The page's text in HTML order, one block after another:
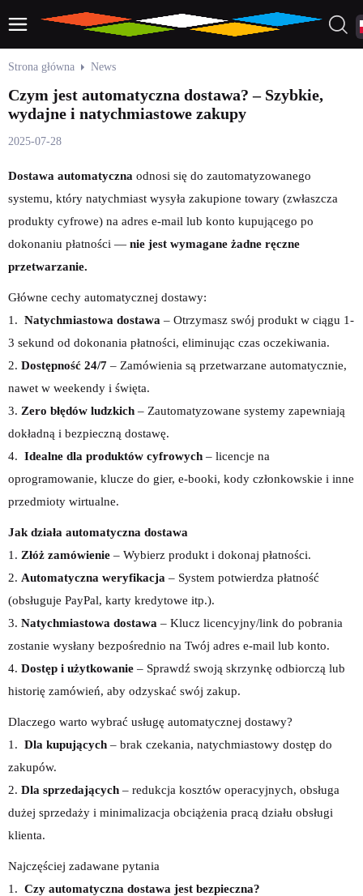
Strona główna News
Czym jest automatyczna dostawa? – Szybkie,
wydajne i natychmiastowe zakupy
2025-07-28
Dostawa automatyczna odnosi się do zautomatyzowanego
systemu, który natychmiast wysyła zakupione towary (zwłaszcza
produkty cyfrowe) na adres e-mail lub konto kupującego po
dokonaniu płatności — nie jest wymagane żadne ręczne
przetwarzanie.
Główne cechy automatycznej dostawy:
1. Natychmiastowa dostawa – Otrzymasz swój produkt w ciągu 1-
3 sekund od dokonania płatności, eliminując czas oczekiwania.
2. Dostępność 24/7 – Zamówienia są przetwarzane automatycznie,
nawet w weekendy i święta.
3. Zero błędów ludzkich – Zautomatyzowane systemy zapewniają
dokładną i bezpieczną dostawę.
4. Idealne dla produktów cyfrowych – licencje na
oprogramowanie, klucze do gier, e-booki, kody członkowskie i inne
przedmioty wirtualne.
Jak działa automatyczna dostawa
1. Złóż zamówienie – Wybierz produkt i dokonaj płatności.
2. Automatyczna weryfikacja – System potwierdza płatność
(obsługuje PayPal, karty kredytowe itp.).
3. Natychmiastowa dostawa – Klucz licencyjny/link do pobrania
zostanie wysłany bezpośrednio na Twój adres e-mail lub konto.
4. Dostęp i użytkowanie – Sprawdź swoją skrzynkę odbiorczą lub
historię zamówień, aby odzyskać swój zakup.
Dlaczego warto wybrać usługę automatycznej dostawy?
1. Dla kupujących – brak czekania, natychmiastowy dostęp do
zakupów.
2. Dla sprzedających – redukcja kosztów operacyjnych, obsługa
dużej sprzedaży i minimalizacja obciążenia pracą działu obsługi
klienta.
Najczęściej zadawane pytania
1. Czy automatyczna dostawa jest bezpieczna?